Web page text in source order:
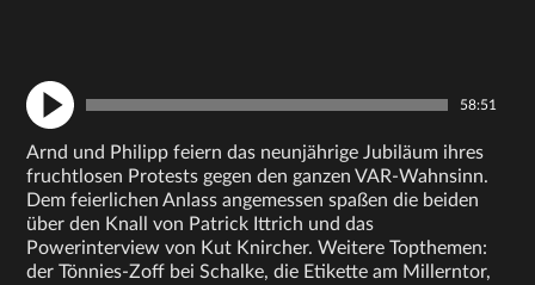
58:51
Arnd und Philipp feiern das neunjährige Jubiläum ihres
fruchtlosen Protests gegen den ganzen VAR-Wahnsinn.
Dem feierlichen Anlass angemessen spaßen die beiden
über den Knall von Patrick Ittrich und das
Powerinterview von Kut Knircher. Weitere Topthemen:
der Tönnies-Zoff bei Schalke, die Etikette am Millerntor,